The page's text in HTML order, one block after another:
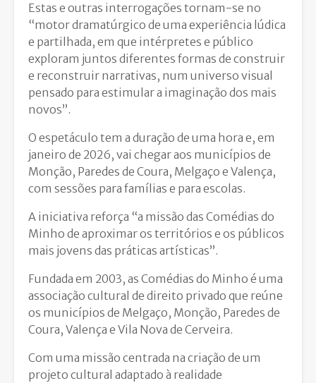
Estas e outras interrogações tornam-se no
“motor dramatúrgico de uma experiência lúdica
e partilhada, em que intérpretes e público
exploram juntos diferentes formas de construir
e reconstruir narrativas, num universo visual
pensado para estimular a imaginação dos mais
novos”.
O espetáculo tem a duração de uma hora e, em
janeiro de 2026, vai chegar aos municípios de
Monção, Paredes de Coura, Melgaço e Valença,
com sessões para famílias e para escolas.
A iniciativa reforça “a missão das Comédias do
Minho de aproximar os territórios e os públicos
mais jovens das práticas artísticas”.
Fundada em 2003, as Comédias do Minho é uma
associação cultural de direito privado que reúne
os municípios de Melgaço, Monção, Paredes de
Coura, Valença e Vila Nova de Cerveira.
Com uma missão centrada na criação de um
projeto cultural adaptado à realidade